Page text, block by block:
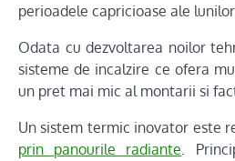
perioadele capricioase ale
Odata cu dezvoltarea noilor
sisteme de incalzire ce ofera
un pret mai mic al montarii si
Un sistem termic inovator este
prin panourile radiante.